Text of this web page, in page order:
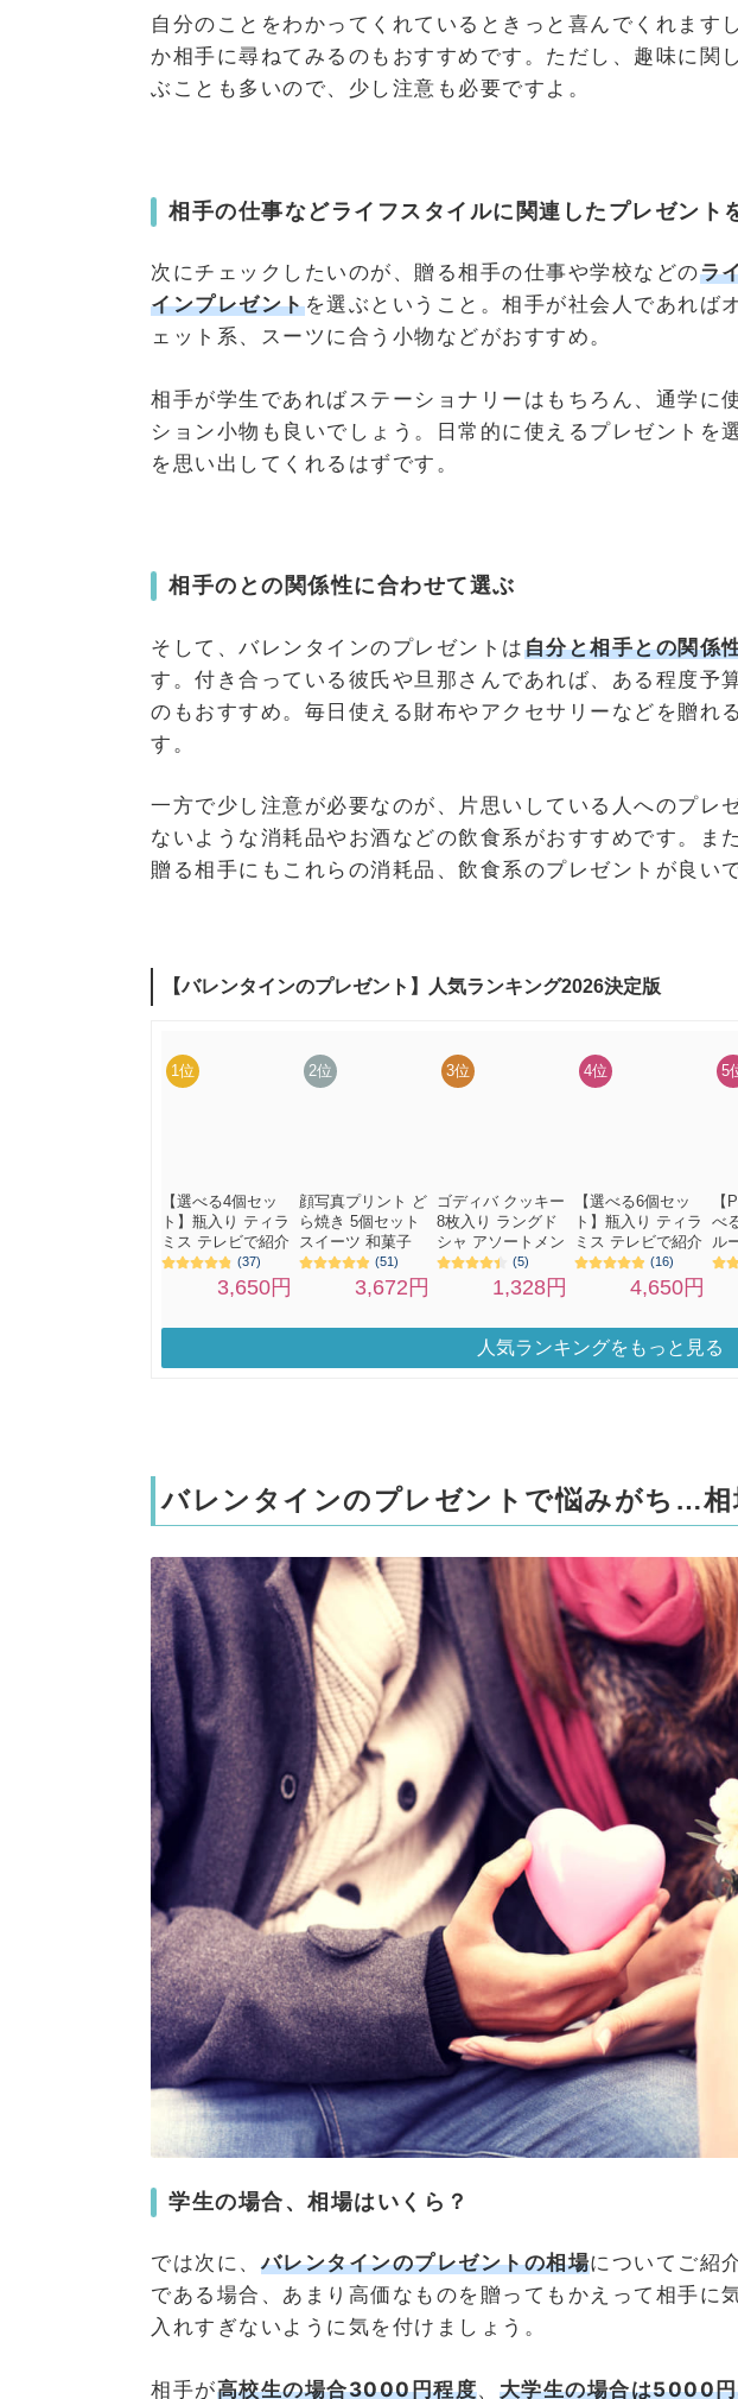
自分のことをわかってくれているときっと喜んでくれます
か相手に尋ねてみるのもおすすめです。ただし、趣味に関
ぶことも多いので、少し注意も必要ですよ。
相手の仕事などライフスタイルに関連したプレゼント
次にチェックしたいのが、贈る相手の仕事や学校などのラ
インプレゼントを選ぶということ。相手が社会人であれば
ェット系、スーツに合う小物などがおすすめ。
相手が学生であればステーショナリーはもちろん、通学に
ション小物も良いでしょう。日常的に使えるプレゼントを
を思い出してくれるはずです。
相手のとの関係性に合わせて選ぶ
そして、バレンタインのプレゼントは自分と相手との関係
す。付き合っている彼氏や旦那さんであれば、ある程度予
のもおすすめ。毎日使える財布やアクセサリーなどを贈れ
す。
一方で少し注意が必要なのが、片思いしている人へのプレ
ないような消耗品やお酒などの飲食系がおすすめです。ま
贈る相手にもこれらの消耗品、飲食系のプレゼントが良い
人気ランキングをもっと見る
バレンタインのプレゼントで悩みがち…相
学生の場合、相場はいくら？
では次に、バレンタインのプレゼントの相場についてご紹
である場合、あまり高価なものを贈ってもかえって相手に
入れすぎないように気を付けましょう。
相手が高校生の場合3000円程度、 大学生の場合は5000